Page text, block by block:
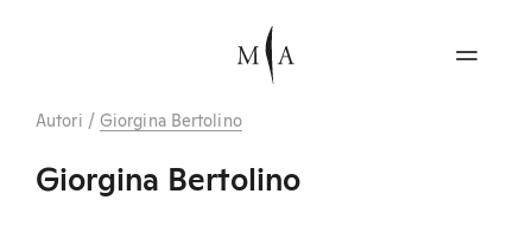
Autori / Giorgina Bertolino
Giorgina Bertolino